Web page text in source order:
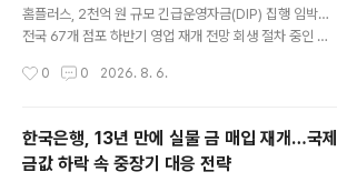
전망
홈플러스, 2천억 원 규모 긴급운영자금(DIP) 집행 임박…
전국 67개 점포 하반기 영업 재개 전망 회생 절차 중인 홈
을 이르면 8월 5일, 늦어도 6일 집행할 계획으로 알려지면
캐피탈, 메리츠화재 3사 합동으로 홈플러스 DIP 금융 지원
을 승인한 이후 약 3주 만에 자금 집행을 앞두고 있으며, 이
0 0 2026. 8. 6.
한국은행, 13년 만에 실물 금 매입 재개…국제
금값 하락 속 중장기 대응 전략